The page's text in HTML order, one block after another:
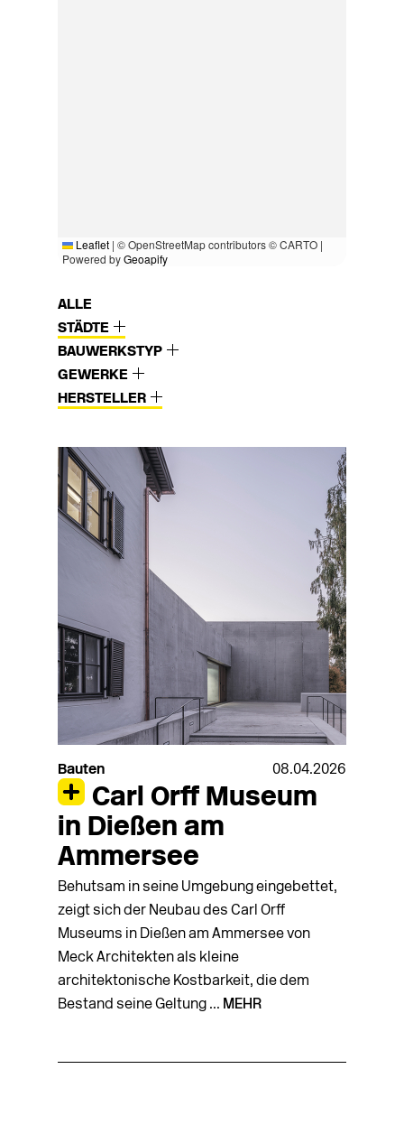
Leaflet | © OpenStreetMap contributors © CARTO |
Powered byGeoapify
ALLE
STÄDTE
BAUWERKSTYP
GEWERKE
HERSTELLER
Bauten 08.04.2026
Carl Orff Museum
in Dießen am
Ammersee
Behutsam in seine Umgebung eingebettet,
zeigt sich der Neubau des Carl Orff
Museums in Dießen am Ammersee von
Meck Architekten als kleine
architektonische Kostbarkeit, die dem
Bestand seine Geltung ... MEHR